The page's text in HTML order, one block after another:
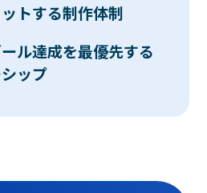
トする制作体制
ル達成を最優先する
ップ